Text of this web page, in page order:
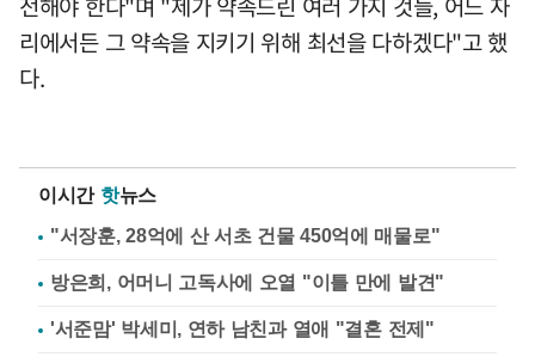
리에서든 그 약속을 지키기 위해 최선을 다하겠다"고 했
다.
이시간 핫뉴스
"서장훈, 28억에 산 서초 건물 450억에 매물로"
방은희, 어머니 고독사에 오열 "이틀 만에 발견"
'서준맘' 박세미, 연하 남친과 열애 "결혼 전제"